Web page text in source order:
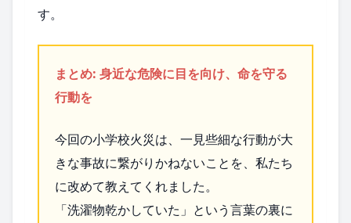
す。
まとめ: 身近な危険に目を向け、命を守る
行動を
今回の小学校火災は、一見些細な行動が大
きな事故に繋がりかねないことを、私たち
に改めて教えてくれました。
「洗濯物乾かしていた」という言葉の裏に